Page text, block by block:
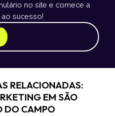
no site e comece a
ao sucesso!
RELACIONADAS:
EM SÃO
DO CAMPO